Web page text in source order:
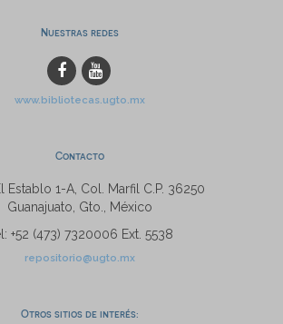
Nuestras redes
www.bibliotecas.ugto.mx
Contacto
Establo 1-A, Col. Marfil C.P. 36250
Guanajuato, Gto., México
+52 (473) 7320006 Ext. 5538
repositorio@ugto.mx
Otros sitios de interés: